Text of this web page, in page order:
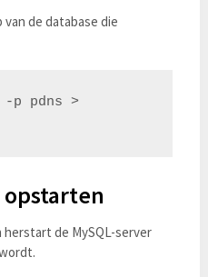
van de database die
-p pdns >
opstarten
herstart de MySQL-server